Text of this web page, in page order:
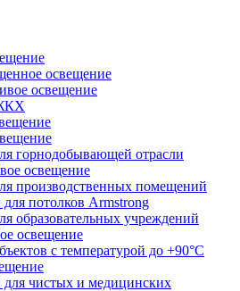
освещение
освещение
горнодобывающей отрасли
освещение
производственных помещений
потолков Armstrong
образовательных учреждений
освещение
с температурой до +90°С
чистых и медицинских